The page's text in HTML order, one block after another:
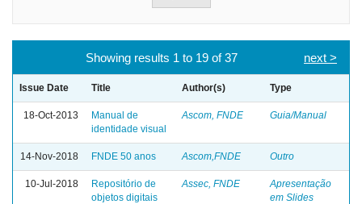
Showing results 1 to 19 of 37 next >
Issue Date Title Author(s) Type
18-Oct-2013
Manual de
identidade visual
Ascom, FNDE Guia/Manual
14-Nov-2018 FNDE 50 anos Ascom,FNDE Outro
10-Jul-2018
Repositório de
objetos digitais
Assec, FNDE
Apresentação
em Slides